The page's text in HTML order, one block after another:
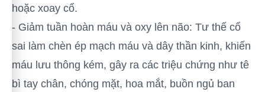
hoặc xoay cổ.
- Giảm tuần hoàn máu và oxy lên não: Tư thế cổ
sai làm chèn ép mạch máu và dây thần kinh, khiến
máu lưu thông kém, gây ra các triệu chứng như tê
bì tay chân, chóng mặt, hoa mắt, buồn ngủ ban